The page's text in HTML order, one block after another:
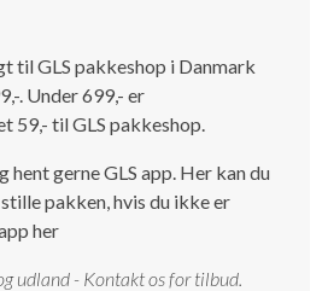
til GLS pakkeshop i Danmark
. Under 699,- er
59,- til GLS pakkeshop.
hent gerne GLS app. Her kan du
pakken, hvis du ikke er
her
udland - Kontakt os for tilbud.